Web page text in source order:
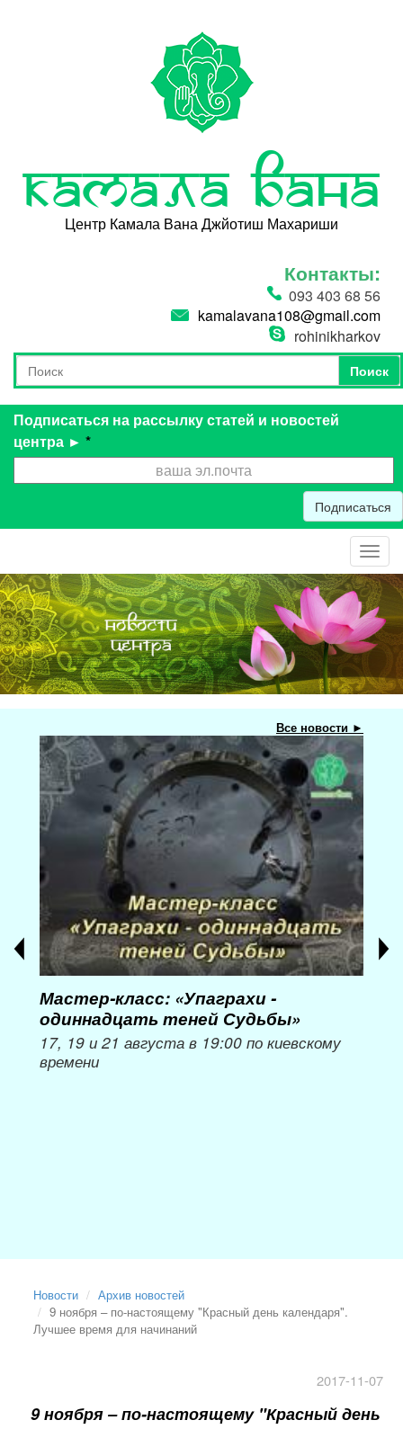
Камала Вана
Центр Камала Вана Джйотиш Махариши
Контакты:
093 403 68 56
kamalavana108@gmail.com
rohinikharkov
Форма поиска
Поиск
Поиск
Подписаться на рассылку статей и новостей
центра ► *
Подписаться
Все новости ►
Мастер-класс: «Упаграхи -
одиннадцать теней Судьбы»
17, 19 и 21 августа в 19:00 по киевскому
времени
Новости
Архив новостей
9 ноября – по-настоящему "Красный день календаря".
Лучшее время для начинаний
2017-11-07
9 ноября – по-настоящему "Красный день